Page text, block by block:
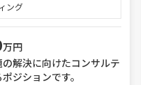
ング
万円
解決に向けたコンサルテ
ジションです。